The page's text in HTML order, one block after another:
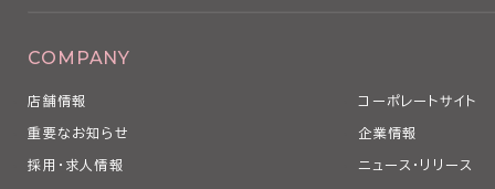
COMPANY
店舗情報 コーポレートサイト
重要なお知らせ 企業情報
採用・求人情報 ニュース・リリース